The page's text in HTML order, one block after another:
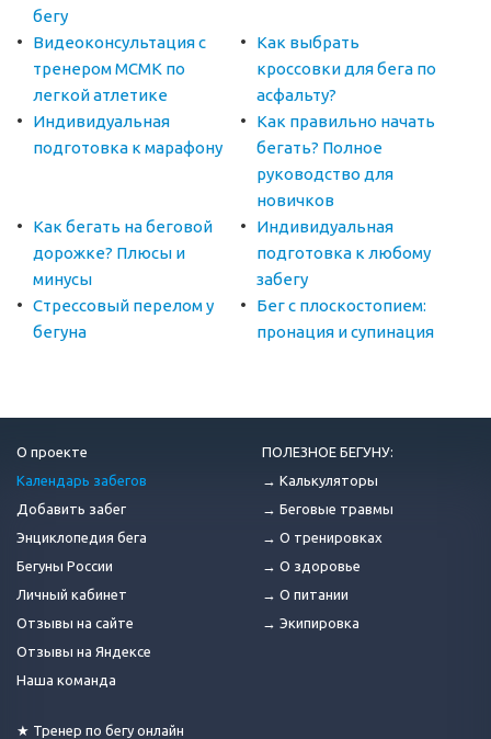
бегу
Видеоконсультация с
тренером МСМК по
легкой атлетике
Как выбрать
кроссовки для бега по
асфальту?
Индивидуальная
подготовка к марафону
Как правильно начать
бегать? Полное
руководство для
новичков
Как бегать на беговой
дорожке? Плюсы и
минусы
Индивидуальная
подготовка к любому
забегу
Стрессовый перелом у
бегуна
Бег с плоскостопием:
пронация и супинация
О проекте
Календарь забегов
Добавить забег
Энциклопедия бега
Бегуны России
Личный кабинет
Отзывы на сайте
Отзывы на Яндексе
Наша команда
★ Тренер по бегу онлайн
ПОЛЕЗНОЕ БЕГУНУ:
→ Калькуляторы
→ Беговые травмы
→ О тренировках
→ О здоровье
→ О питании
→ Экипировка